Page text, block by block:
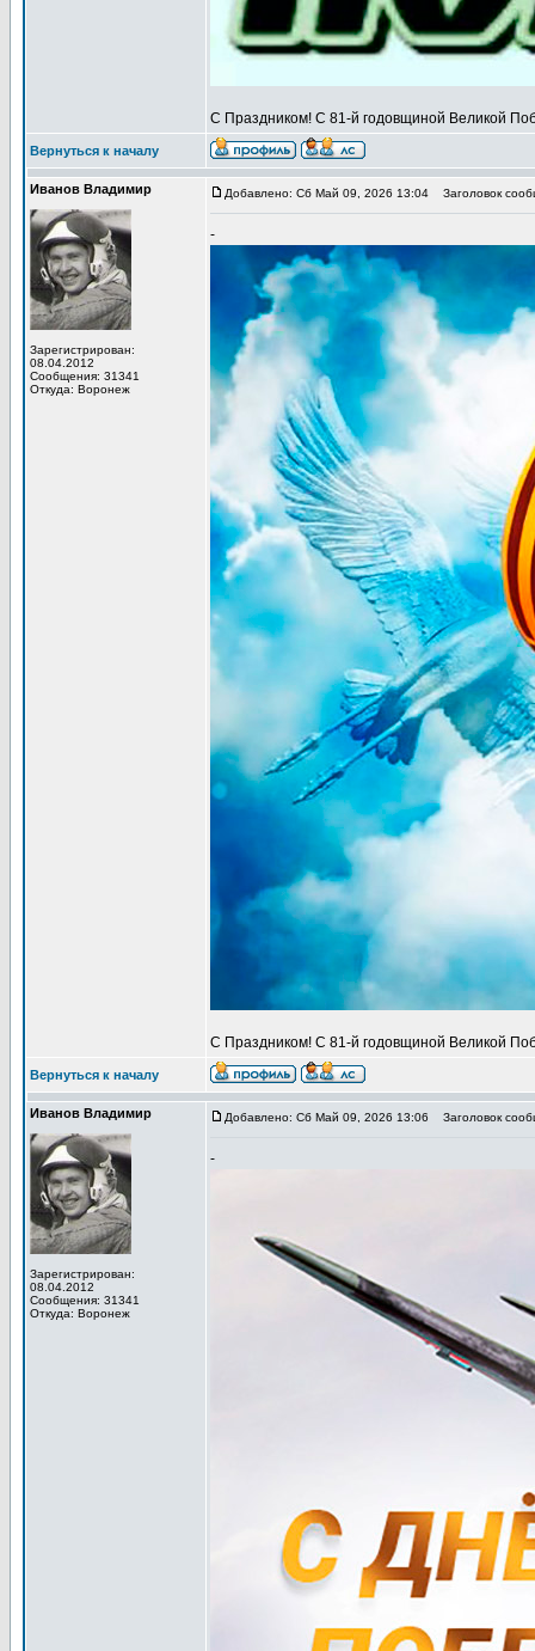
С Праздником! С 81-й годовщиной Великой
Вернуться к началу
Иванов Владимир
Зарегистрирован:
08.04.2012
Сообщения: 31341
Откуда: Воронеж
Добавлено: Сб Май 09, 2026 13:04 Заголовок
-
С Праздником! С 81-й годовщиной Великой
Вернуться к началу
Иванов Владимир
Зарегистрирован:
08.04.2012
Сообщения: 31341
Откуда: Воронеж
Добавлено: Сб Май 09, 2026 13:06 Заголовок
-